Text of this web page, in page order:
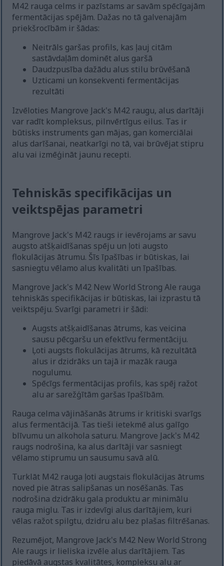
M42 rauga celms ir pazīstams ar savām spēcīgajām
fermentācijas spējām. Dažas no tā galvenajām
priekšrocībām ir šādas:
Neitrāls garšas profils, kas ļauj citām
sastāvdaļām dominēt alus garšā
Daudzpusība dažādu alus stilu brūvēšanā
Uzticami un konsekventi fermentācijas
rezultāti
Izvēloties Mangrove Jack's M42 raugu, alus darītāji
var radīt kompleksus, pilnvērtīgus eilus. Tas ir
būtisks instruments gan mājas, gan komerciālai
alus darīšanai, neatkarīgi no tā, vai brūvējat stipru
alu vai izmēģināt jaunu recepti.
Tehniskās specifikācijas un
veiktspējas parametri
Mangrove Jack's M42 raugs ir ievērojams ar savu
augsto atšķaidīšanas spēju un ļoti augsto
flokulācijas ātrumu. Šīs īpašības ir būtiskas, lai
sasniegtu vēlamo alus kvalitāti un īpašības.
Mangrove Jack's M42 New World Strong Ale rauga
tehniskās specifikācijas ir būtiskas, lai izprastu tā
veiktspēju. Svarīgi parametri ir šādi:
Augsts atšķaidīšanas ātrums, kas veicina
sausu pēcgaršu un efektīvu fermentāciju.
Ļoti augsts flokulācijas ātrums, kā rezultātā
alus ir dzidrāks un tajā ir mazāk rauga
nogulumu.
Spēcīgs fermentācijas profils, kas spēj ražot
alu ar sarežģītām garšas īpašībām.
Rauga celma vājināšanās ātrums ir kritiski svarīgs
alus fermentācijā. Tas tieši ietekmē alus galīgo
blīvumu un alkohola saturu. Mangrove Jack's M42
raugs nodrošina, ka alus darītāji var sasniegt
vēlamo stiprumu un sausumu savā alū.
Turklāt M42 rauga ļoti augstais flokulācijas ātrums
noved pie ātras salipšanas un nosēšanās. Tas
nodrošina dzidrāku gala produktu ar minimālu
rauga miglu. Tas ir izdevīgi alus darītājiem, kuri
vēlas ražot spilgtu, dzidru alu bez plašas filtrēšanas.
Rezumējot, Mangrove Jack's M42 New World Strong
Ale raugs ir lieliska izvēle alus darītājiem. Tas
piedāvā augstas kvalitātes, kompleksu alu ar